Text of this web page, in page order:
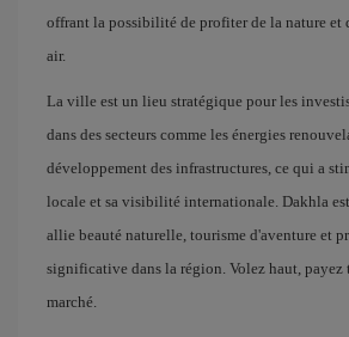
offrant la possibilité de profiter de la nature et
air.
La ville est un lieu stratégique pour les
dans des secteurs comme les énergies
développement des infrastructures, ce qui a
locale et sa visibilité internationale. Dakhla
allie beauté naturelle, tourisme d'aventure et
significative dans la région. Volez haut, payez
marché.